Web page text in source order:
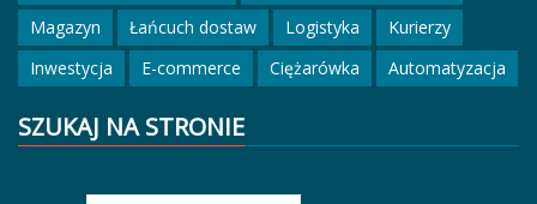
Magazyn
Łańcuch dostaw Logistyka
Kurierzy
Inwestycja
E-commerce Ciężarówka Automatyzacja
SZUKAJ NA STRONIE